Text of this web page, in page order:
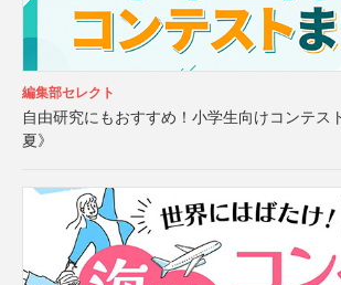
編集部セレクト
自由研究にもおすすめ！小学生向けコンテス
夏》